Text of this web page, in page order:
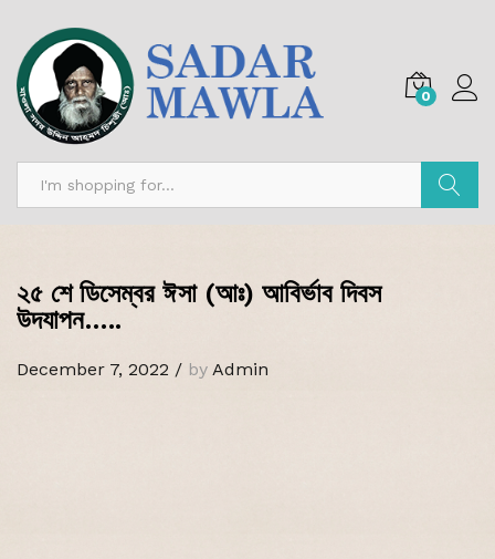
0
২৫ শে ডিসেম্বর ঈসা (আঃ) আবির্ভাব দিবস
উদযাপন…..
December 7, 2022 / by Admin